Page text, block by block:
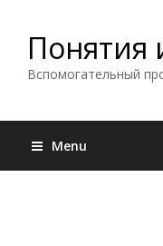
Понятия
Вспомогательный
Menu